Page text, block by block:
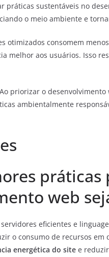
práticas sustentáveis no
o meio ambiente e
otimizados consomem
melhor aos usuários. Isso
Ao priorizar o desenvolvimento
ambientalmente
web
servidores eficientes e
o consumo de recursos em
energética do site e